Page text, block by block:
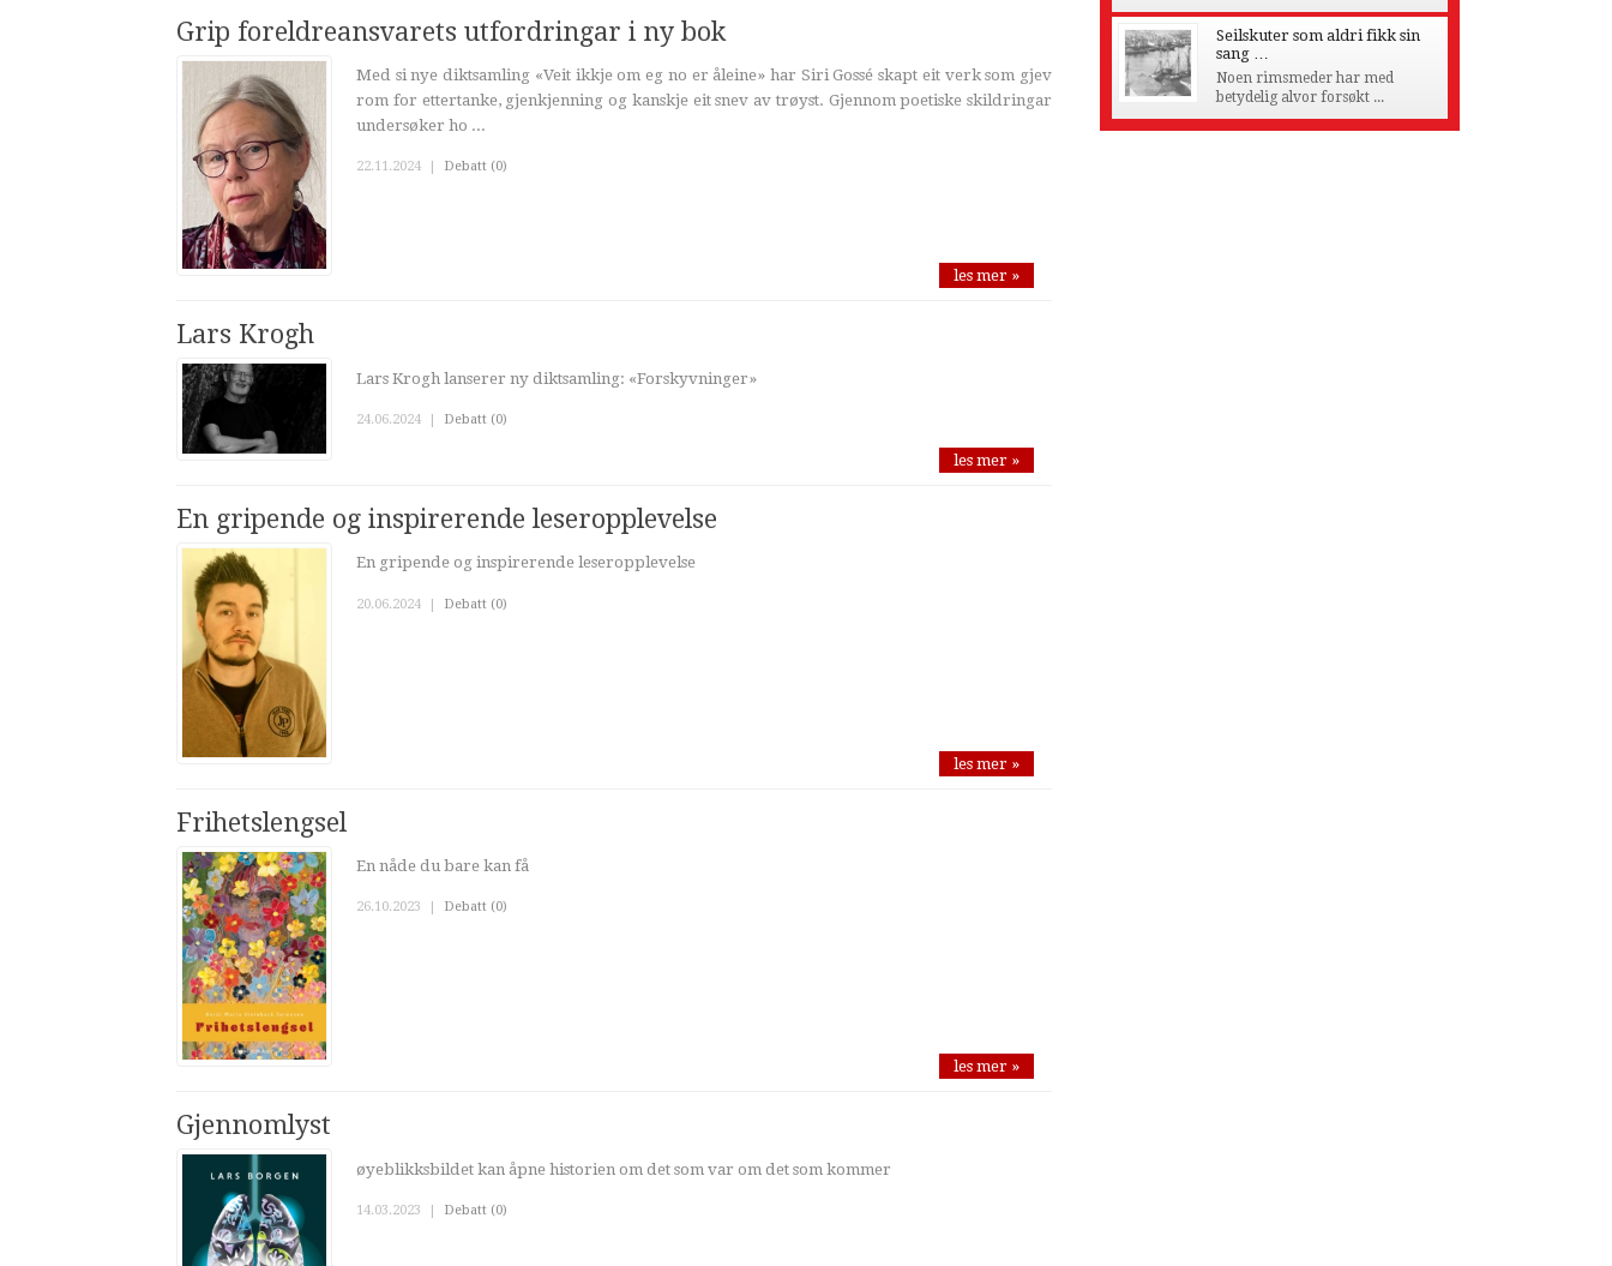
Grip foreldreansvarets utfordringar i ny bok
Med si nye diktsamling «Veit ikkje om eg no er åleine» har Siri Gossé skapt eit verk som gjev
rom for ettertanke, gjenkjenning og kanskje eit snev av trøyst. Gjennom poetiske skildringar
undersøker ho ...
22.11.2024 Debatt (0)
les mer »
Lars Krogh
Lars Krogh lanserer ny diktsamling: «Forskyvninger»
24.06.2024 | Debatt (0)
les mer »
En gripende og inspirerende leseropplevelse
En gripende og inspirerende leseropplevelse
20.06.2024 | Debatt (0)
les mer »
Frihetslengsel
En nåde du bare kan få
26.10.2023 Debatt (0)
les mer »
Gjennomlyst
øyeblikksbildet kan åpne historien om det som var om det som kommer
14.03.2023 | Debatt (0)
Seilskuter som aldri fikk sin
sang …
Noen rimsmeder har med
betydelig alvor forsøkt ...